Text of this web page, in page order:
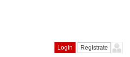
Login Registrate